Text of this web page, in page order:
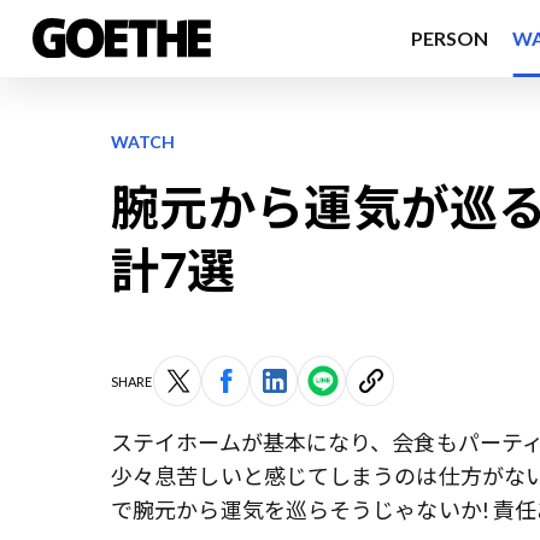
PERSON
WATCH
腕元から運気が巡
計7選
SHARE
ステイホームが基本になり、会食もパーテ
少々息苦しいと感じてしまうのは仕方がな
で腕元から運気を巡らそうじゃないか! 責